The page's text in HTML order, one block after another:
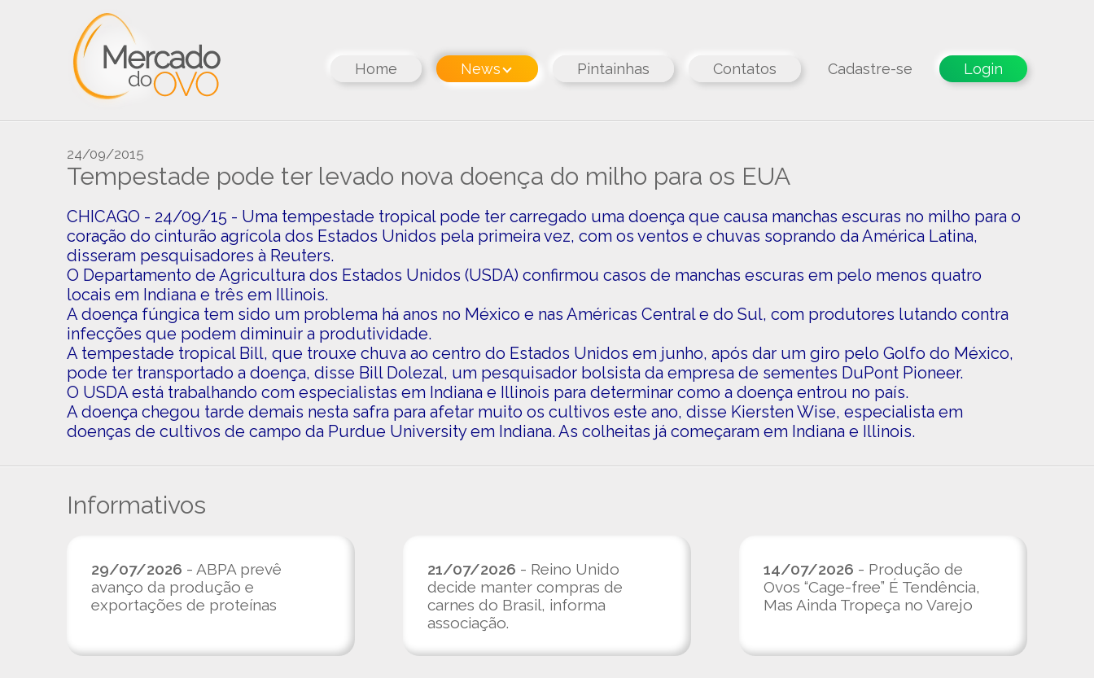
Home News Pintainhas Contatos Cadastre-se Login
24/09/2015
Tempestade pode ter levado nova doença do milho para os EUA
CHICAGO - 24/09/15 - Uma tempestade tropical pode ter carregado uma doença que causa manchas escuras no milho para o
coração do cinturão agrícola dos Estados Unidos pela primeira vez, com os ventos e chuvas soprando da América Latina,
disseram pesquisadores à Reuters.
O Departamento de Agricultura dos Estados Unidos (USDA) confirmou casos de manchas escuras em pelo menos quatro
locais em Indiana e três em Illinois.
A doença fúngica tem sido um problema há anos no México e nas Américas Central e do Sul, com produtores lutando contra
infecções que podem diminuir a produtividade.
A tempestade tropical Bill, que trouxe chuva ao centro do Estados Unidos em junho, após dar um giro pelo Golfo do México,
pode ter transportado a doença, disse Bill Dolezal, um pesquisador bolsista da empresa de sementes DuPont Pioneer.
O USDA está trabalhando com especialistas em Indiana e Illinois para determinar como a doença entrou no país.
A doença chegou tarde demais nesta safra para afetar muito os cultivos este ano, disse Kiersten Wise, especialista em
doenças de cultivos de campo da Purdue University em Indiana. As colheitas já começaram em Indiana e Illinois.
Informativos
29/07/2026 - ABPA prevê
avanço da produção e
exportações de proteínas
21/07/2026 - Reino Unido
decide manter compras de
carnes do Brasil, informa
associação.
14/07/2026 - Produção de
Ovos “Cage-free” É Tendência,
Mas Ainda Tropeça no Varejo